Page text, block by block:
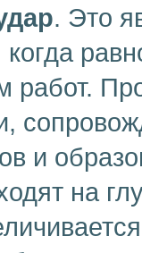
. Это
работ.
и
на